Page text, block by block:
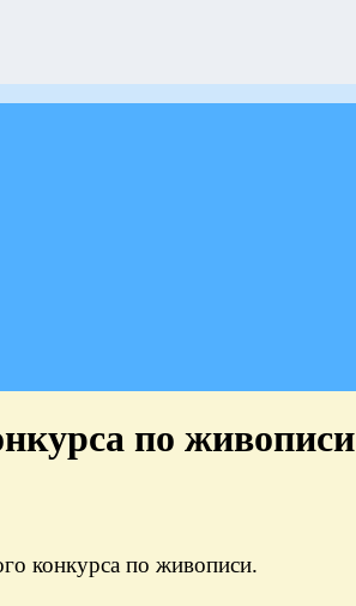
по живописи
конкурса по живописи.